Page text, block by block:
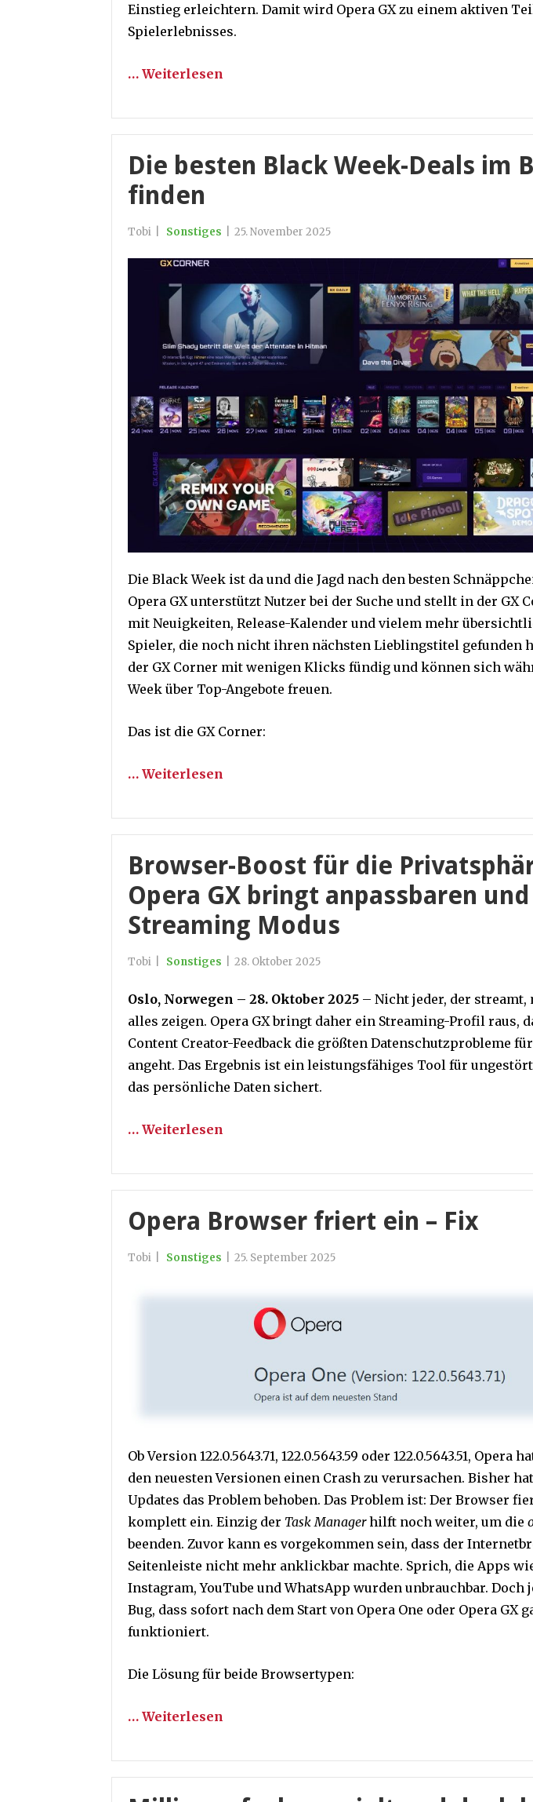
Einstieg erleichtern. Damit wird Opera GX zu einem aktiven
Spielerlebnisses.
… Weiterlesen
Die besten Black Week-Deals im
finden
Tobi Sonstiges 25. November 2025
Die Black Week ist da und die Jagd nach den besten
Opera GX unterstützt Nutzer bei der Suche und stellt in der GX
mit Neuigkeiten, Release-Kalender und vielem mehr
Spieler, die noch nicht ihren nächsten Lieblingstitel gefunden
der GX Corner mit wenigen Klicks fündig und können sich
Week über Top-Angebote freuen.
Das ist die GX Corner:
… Weiterlesen
Browser-Boost für die
Opera GX bringt anpassbaren
Streaming Modus
Tobi Sonstiges 28. Oktober 2025
Oslo, Norwegen – 28. Oktober 2025 – Nicht jeder, der streamt,
alles zeigen. Opera GX bringt daher ein Streaming-Profil raus,
Content Creator-Feedback die größten Datenschutzprobleme
angeht. Das Ergebnis ist ein leistungsfähiges Tool für
das persönliche Daten sichert.
… Weiterlesen
Opera Browser friert ein – Fix
Tobi Sonstiges 25. September 2025
Ob Version 122.0.5643.71, 122.0.5643.59 oder 122.0.5643.51, Opera
den neuesten Versionen einen Crash zu verursachen. Bisher
Updates das Problem behoben. Das Problem ist: Der Browser
komplett ein. Einzig der Task Managerhilft noch weiter, um die
beenden. Zuvor kann es vorgekommen sein, dass der
Seitenleiste nicht mehr anklickbar machte. Sprich, die Apps
Instagram, YouTube und WhatsApp wurden unbrauchbar. Doch
Bug, dass sofort nach dem Start von Opera One oder Opera GX
funktioniert.
Die Lösung für beide Browsertypen:
… Weiterlesen